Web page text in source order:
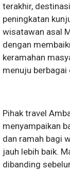
terakhir,
peningkatan
wisatawan asal
dengan
keramahan
menuju berbagai
Pihak travel
menyampaikan
dan ramah bagi
jauh lebih baik.
dibanding